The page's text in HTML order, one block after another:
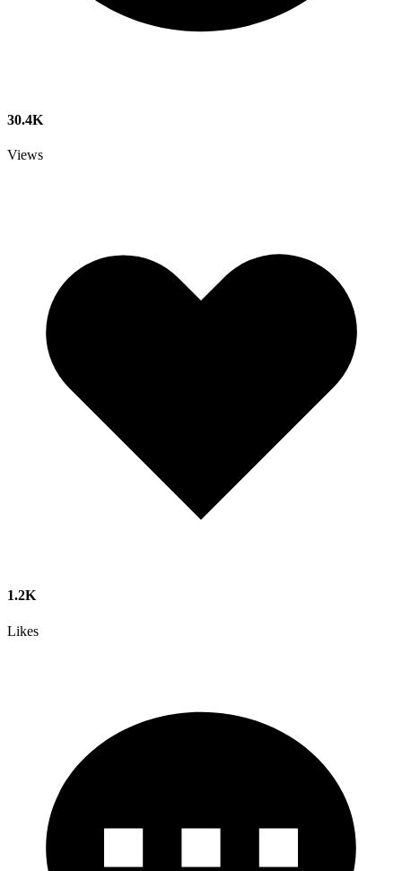
30.4K
Views
1.2K
Likes